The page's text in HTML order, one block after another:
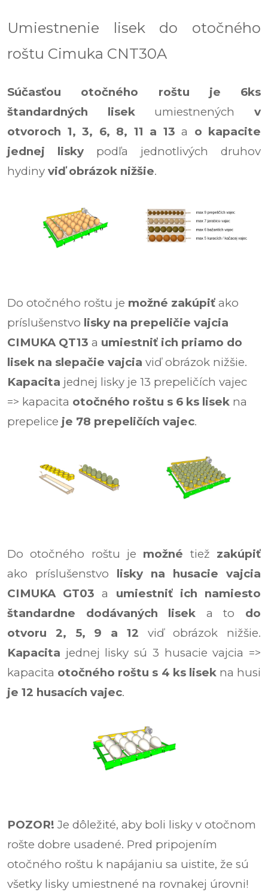
Umiestnenie lisek do otočného
roštu Cimuka CNT30A
Súčasťou otočného roštu je 6ks
štandardných lisekumiestnenýchv
otvoroch 1, 3, 6, 8, 11 a 13 a o kapacite
jednej lisky podľa jednotlivých druhov
hydiny viď obrázok nižšie.
Do otočného roštu je možné zakúpiť ako
príslušenstvo lisky na prepeličie vajcia
CIMUKA QT13 a umiestniť ich priamo do
lisek na slepačie vajcia viď obrázok nižšie.
Kapacita jednej lisky je 13 prepeličích vajec
=> kapacita otočného roštu s 6 ks lisek na
prepelice je 78 prepeličích vajec.
Do otočného roštu je možné tiež zakúpiť
ako príslušenstvo lisky na husacie vajcia
CIMUKA GT03 a umiestniť ich namiesto
štandardne dodávaných lisek a to do
otvoru 2, 5, 9 a 12 viď obrázok nižšie.
Kapacita jednej lisky sú 3 husacie vajcia =>
kapacita otočného roštu s 4 ks lisekna husi
je 12 husacích vajec.
POZOR! Je dôležité, aby boli lisky v otočnom
rošte dobre usadené. Pred pripojením
otočného roštu k napájaniu sa uistite, že sú
všetky lisky umiestnené na rovnakej úrovni!